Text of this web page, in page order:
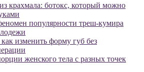
крахмала: ботокс, который можно
популярности треш-кумира
изменить форму губ без
женского тела с разных точек